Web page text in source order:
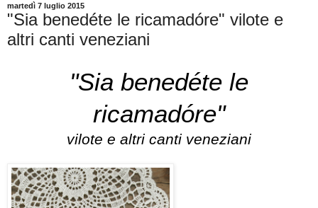
martedì 7 luglio 2015
"Sia benedéte le ricamadóre" vilote e
altri canti veneziani
"Sia benedéte le
ricamadóre"
vilote e altri canti veneziani